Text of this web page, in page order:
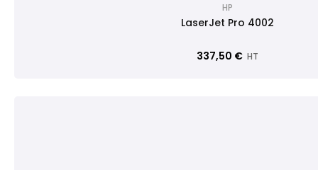
HP
LaserJet Pro 4002
337,50 € HT